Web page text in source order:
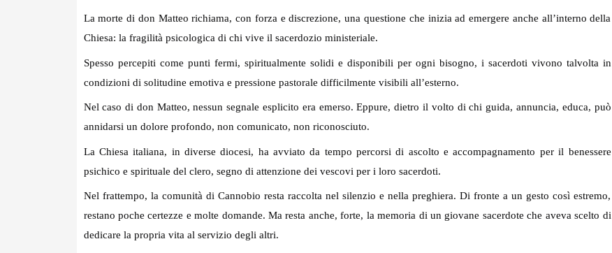
La morte di don Matteo richiama, con forza e discrezione, una questione che inizia ad emergere anche all’interno della
Chiesa: la fragilità psicologica di chi vive il sacerdozio ministeriale.
Spesso percepiti come punti fermi, spiritualmente solidi e disponibili per ogni bisogno, i sacerdoti vivono talvolta in
condizioni di solitudine emotiva e pressione pastorale difficilmente visibili all’esterno.
Nel caso di don Matteo, nessun segnale esplicito era emerso. Eppure, dietro il volto di chi guida, annuncia, educa, può
annidarsi un dolore profondo, non comunicato, non riconosciuto.
La Chiesa italiana, in diverse diocesi, ha avviato da tempo percorsi di ascolto e accompagnamento per il benessere
psichico e spirituale del clero, segno di attenzione dei vescovi per i loro sacerdoti.
Nel frattempo, la comunità di Cannobio resta raccolta nel silenzio e nella preghiera. Di fronte a un gesto così estremo,
restano poche certezze e molte domande. Ma resta anche, forte, la memoria di un giovane sacerdote che aveva scelto di
dedicare la propria vita al servizio degli altri.